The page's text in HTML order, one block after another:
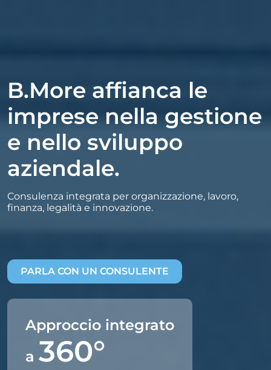
B.More affianca le
imprese nella gestione
e nello sviluppo
aziendale.
Consulenza integrata per organizzazione, lavoro,
finanza, legalità e innovazione.
PARLA CON UN CONSULENTE
Approccio integrato
a 360°